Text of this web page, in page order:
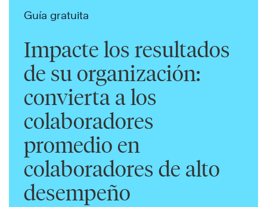
Guía gratuita
Impacte los resultados
de su organización:
convierta a los
colaboradores
promedio en
colaboradores de alto
desempeño